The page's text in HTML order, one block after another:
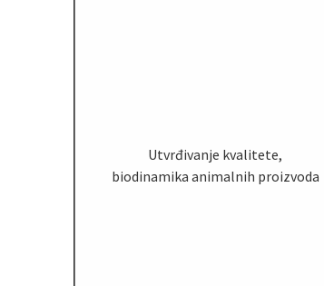
Utvrđivanje kvalitete,
biodinamika animalnih proizvoda